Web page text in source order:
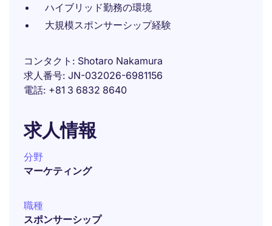
ハイブリッド勤務の環境
大規模スポンサーシップ経験
コンタクト
Shotaro Nakamura
求人番号 JN-032026-6981156
電話 +81 3 6832 8640
求人情報
分野
マーケティング
職種
スポンサーシップ